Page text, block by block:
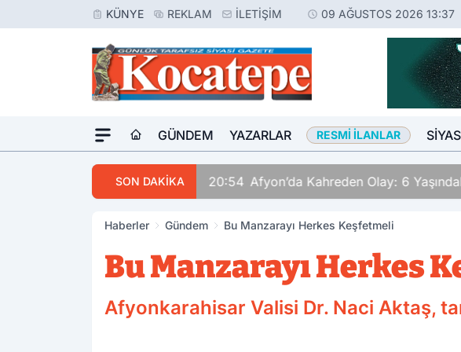
KÜNYE REKLAM İLETIŞIM 09 AĞUSTOS 2026 13:37
GÜNDEM YAZARLAR RESMI İLANLAR
SON DAKİKA 20:54 Afyon’da Kahreden Olay: 6
Haberler Gündem Bu Manzarayı Herkes Keşfetmeli
Bu Manzarayı Herkes
Afyonkarahisar Valisi Dr. Naci Aktaş,